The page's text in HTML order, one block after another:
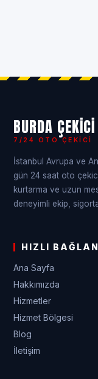
BURDA ÇEKICI
7/24 OTO ÇEKICI
İstanbul Avrupa ve
gün 24 saat oto
kurtarma ve uzun
deneyimli ekip,
HIZLI
Ana Sayfa
Hakkımızda
Hizmetler
Hizmet Bölgesi
Blog
İletişim